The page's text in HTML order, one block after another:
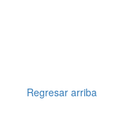
Regresar arriba